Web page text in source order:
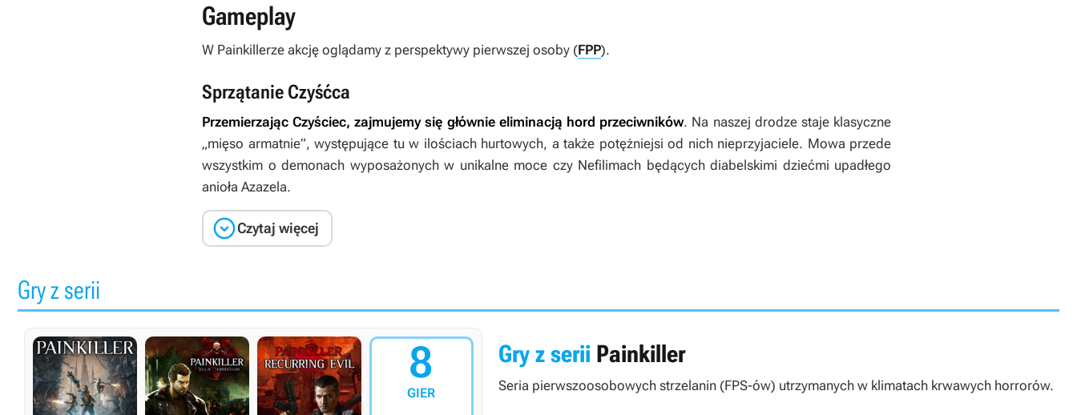
Gameplay
W Painkillerze akcję oglądamy z perspektywy pierwszej osoby (FPP).
Sprzątanie Czyśćca
Przemierzając Czyściec, zajmujemy się głównie eliminacją hord przeciwników. Na naszej drodze staje klasyczne
„mięso armatnie”, występujące tu w ilościach hurtowych, a także potężniejsi od nich nieprzyjaciele. Mowa przede
wszystkim o demonach wyposażonych w unikalne moce czy Nefilimach będących diabelskimi dziećmi upadłego
anioła Azazela.
Czytaj więcej
Gry z serii
8
GIER
Gry z seriiPainkiller
Seria pierwszoosobowych strzelanin (FPS-ów) utrzymanych w klimatach krwawych horrorów.